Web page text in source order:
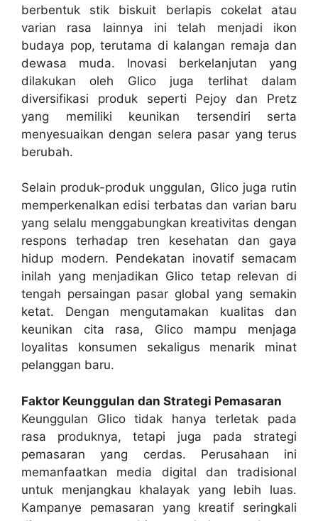
berbentuk stik biskuit berlapis cokelat atau
varian rasa lainnya ini telah menjadi ikon
budaya pop, terutama di kalangan remaja dan
dewasa muda. Inovasi berkelanjutan yang
dilakukan oleh Glico juga terlihat dalam
diversifikasi produk seperti Pejoy dan Pretz
yang memiliki keunikan tersendiri serta
menyesuaikan dengan selera pasar yang terus
berubah.
Selain produk-produk unggulan, Glico juga rutin
memperkenalkan edisi terbatas dan varian baru
yang selalu menggabungkan kreativitas dengan
respons terhadap tren kesehatan dan gaya
hidup modern. Pendekatan inovatif semacam
inilah yang menjadikan Glico tetap relevan di
tengah persaingan pasar global yang semakin
ketat. Dengan mengutamakan kualitas dan
keunikan cita rasa, Glico mampu menjaga
loyalitas konsumen sekaligus menarik minat
pelanggan baru.
Faktor Keunggulan dan Strategi Pemasaran
Keunggulan Glico tidak hanya terletak pada
rasa produknya, tetapi juga pada strategi
pemasaran yang cerdas. Perusahaan ini
memanfaatkan media digital dan tradisional
untuk menjangkau khalayak yang lebih luas.
Kampanye pemasaran yang kreatif seringkali